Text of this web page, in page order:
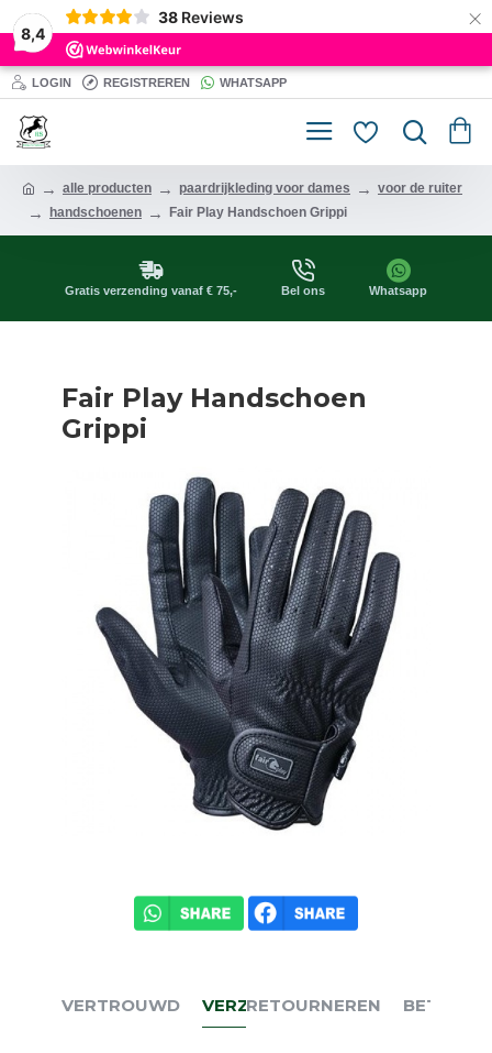
8,4
38 Reviews ×
LOGIN REGISTREREN WHATSAPP
alle producten paardrijkleding voor dames
voor de ruiter
handschoenen
Fair Play Handschoen Grippi
Gratis verzending vanaf € 75,- Bel ons Whatsapp
Fair Play Handschoen
Grippi
VERTROUWD VERZENDEN
RETOURNEREN BETALEN